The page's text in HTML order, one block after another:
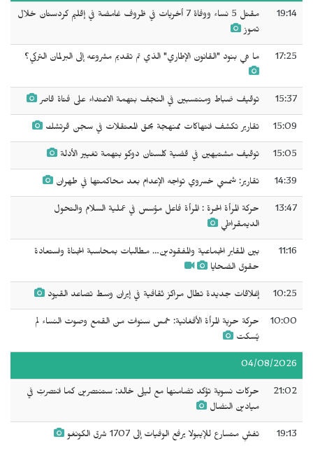
19:14
مقتل 5 نساء ووفاة 7 أخريات في ظروف غامضة في إقليم كردستان خلال
تموز
17:25 ما هي بنود "القانون الإطاري" الذي تم تقديم مشروعه إلى البرلمان التركي؟
15:37 توقيف ضباط ومنتسبين في النجف بتهمة الاعتداء على فتاة قاصر
15:09 تقارير تكشف انتهاكات ممنهجة بحق المعتقلات في سجن قرتشك
15:05 توقيف مشتبهين في قضية كلستان دوكو بتهمة تغيير الأدلة
14:39 تقارير: شمسي خسروي تواجه الإعدام بعد محاكمتها في طهران
13:47
حركة المرأة الحرة : المرأة فاعل مؤسس في عملية السلام والتحول
الديمقراطي
11:16
بين المقابر الجماعية والمفقودين… مطالبات بمحاسبة الجناة واستعادة
حقوق الضحايا
10:25 إغلاقات جديدة تطال مراكز ثقافية في إيران وسط تصاعد القيود
10:00
حركة حرية المرأة الأفغانية: خمس سنوات من القمع وصوت النساء لم
يُسكت
04/08/2026
21:02
حركات نسوية تؤكد تضامنها مع ليلى خالد: ستنتصرين كما انتصرتِ في
ميادين النضال
19:13 تفشٍ متسارع للإيبولا يرفع الوفيات إلى 1707 شرق الكونغو